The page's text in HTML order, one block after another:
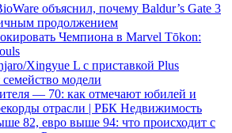
объяснил, почему Baldur’s Gate 3
продолжением
Чемпиона в Marvel Tōkon:
Xingyue L с приставкой Plus
семейство модели
— 70: как отмечают юбилей и
отрасли | РБК Недвижимость
82, евро выше 94: что происходит с